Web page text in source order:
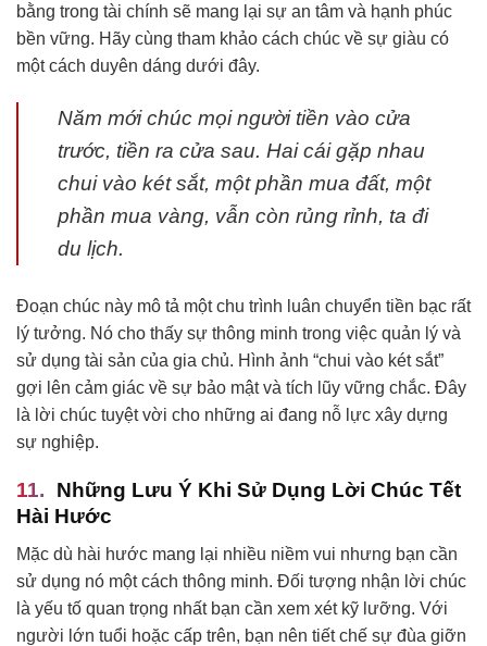
bằng trong tài chính sẽ mang lại sự an tâm và hạnh phúc
bền vững. Hãy cùng tham khảo cách chúc về sự giàu có
một cách duyên dáng dưới đây.
Năm mới chúc mọi người tiền vào cửa
trước, tiền ra cửa sau. Hai cái gặp nhau
chui vào két sắt, một phần mua đất, một
phần mua vàng, vẫn còn rủng rỉnh, ta đi
du lịch.
Đoạn chúc này mô tả một chu trình luân chuyển tiền bạc rất
lý tưởng. Nó cho thấy sự thông minh trong việc quản lý và
sử dụng tài sản của gia chủ. Hình ảnh “chui vào két sắt”
gợi lên cảm giác về sự bảo mật và tích lũy vững chắc. Đây
là lời chúc tuyệt vời cho những ai đang nỗ lực xây dựng
sự nghiệp.
Những Lưu Ý Khi Sử Dụng Lời Chúc Tết
Hài Hước
Mặc dù hài hước mang lại nhiều niềm vui nhưng bạn cần
sử dụng nó một cách thông minh. Đối tượng nhận lời chúc
là yếu tố quan trọng nhất bạn cần xem xét kỹ lưỡng. Với
người lớn tuổi hoặc cấp trên, bạn nên tiết chế sự đùa giỡn